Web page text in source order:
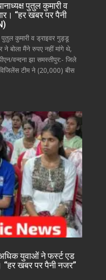
पुतुल कुमारी व
“हर खबर पर पैनी
पुतुल कुमारी व ड्राइवर गुड्डू
बोला मैंने रुपए नहीं मांगे थे,
वन्दना झा समस्तीपुर:- जिले
टीम ने (20,000) बीस
युवाओं ने फर्स्ट एड
“हर खबर पर पैनी नजर”